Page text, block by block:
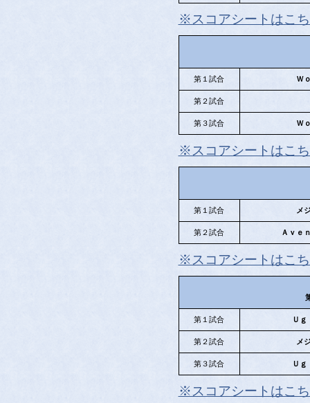
※スコアシートはこ
第１試合 Ｗ
第２試合
第３試合 Ｗ
※スコアシートはこ
第１試合 メ
第２試合 Ａｖｅ
※スコアシートはこ
第１試合 Ｕｇ
第２試合 メ
第３試合 Ｕｇ
※スコアシートはこ